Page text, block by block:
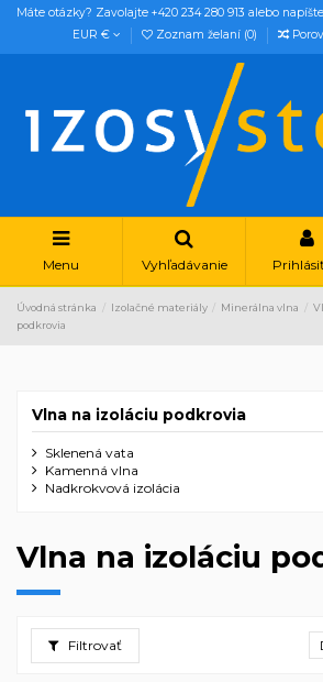
Máte otázky? Zavolajte +420 234 280 913 alebo
EUR €
Zoznam želaní (0)
Menu Vyhľadávanie
Úvodná stránka Izolačné materiály Minerálna vlna
podkrovia
Vlna na izoláciu
Filtrovať
Vlna na izoláciu podkrovia
Sklenená vata
Kamenná vlna
Nadkrokvová izolácia